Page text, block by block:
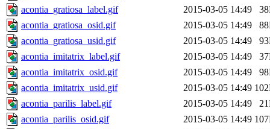
acontia_gratiosa_label.gif
2015-03-05 14:49
acontia_gratiosa_osid.gif
2015-03-05 14:49
acontia_gratiosa_usid.gif
2015-03-05 14:49
acontia_imitatrix_label.gif
2015-03-05 14:49
acontia_imitatrix_osid.gif
2015-03-05 14:49
acontia_imitatrix_usid.gif
2015-03-05 14:49
acontia_parilis_label.gif
2015-03-05 14:49
acontia_parilis_osid.gif
2015-03-05 14:49